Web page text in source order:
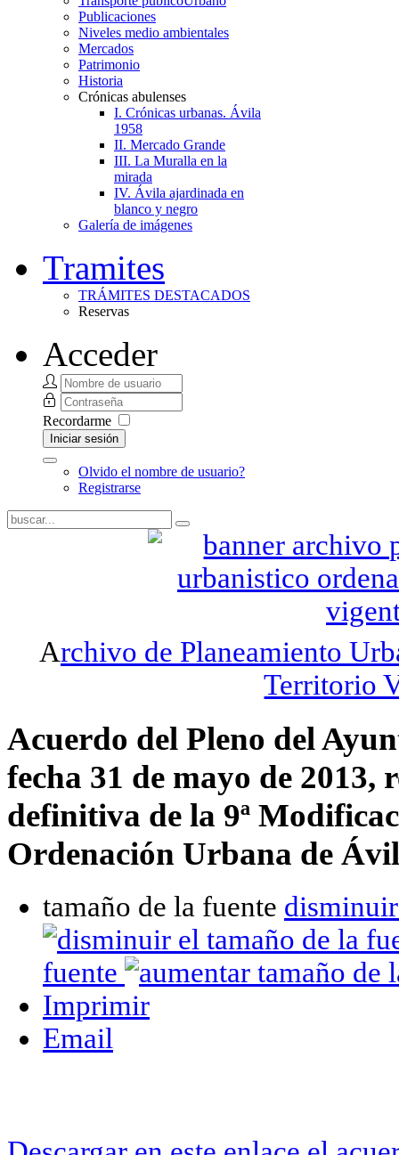
Publicaciones
Niveles medio ambientales
Mercados
Patrimonio
Historia
Crónicas abulenses
I. Crónicas urbanas. Ávila
1958
II. Mercado Grande
III. La Muralla en la
mirada
IV. Ávila ajardinada en
blanco y negro
Galería de imágenes
Tramites
TRÁMITES DESTACADOS
Reservas
Acceder
Recordarme
Iniciar sesión
Olvido el nombre de usuario?
Registrarse
Archivo de Planeamiento
Territorio
Acuerdo del Pleno del
fecha 31 de mayo de
definitiva de la 9ª
Ordenación Urbana de
tamaño de la fuente
fuente
Imprimir
Email